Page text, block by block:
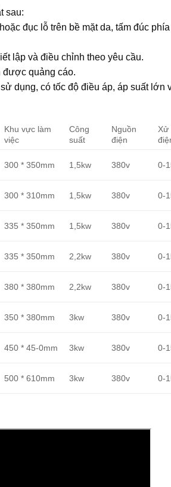
sau:
đục lỗ trên bề mặt da, tấm đúc
lập và điều chỉnh theo yêu cầu.
được quảng cáo.
dụng, có tốc độ điều áp, áp suất lớn
Khu vực làm
việc
Công
suất
Nguồn
điện
Xử
300 * 350mm 1,5kw 380v 0-
300 * 310mm 1,5kw 380v 0-
335 * 350mm 1,5kw 380v 0-
335 * 350mm 2,2kw 380v 0-
380 * 380mm 2,2kw 380v 0-
350 * 380mm 3kw 380v 0-
450 * 45-0mm 3kw 380v 0-
500 * 610mm 3kw 380v 0-